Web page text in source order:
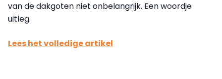
van de dakgoten niet onbelangrijk. Een woordje
uitleg.
Lees het volledige artikel